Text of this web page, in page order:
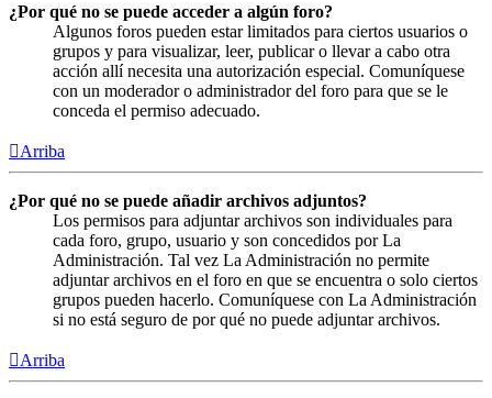
¿Por qué no se puede acceder a algún foro?
Algunos foros pueden estar limitados para ciertos usuarios o
grupos y para visualizar, leer, publicar o llevar a cabo otra
acción allí necesita una autorización especial. Comuníquese
con un moderador o administrador del foro para que se le
conceda el permiso adecuado.
Arriba
¿Por qué no se puede añadir archivos adjuntos?
Los permisos para adjuntar archivos son individuales para
cada foro, grupo, usuario y son concedidos por La
Administración. Tal vez La Administración no permite
adjuntar archivos en el foro en que se encuentra o solo ciertos
grupos pueden hacerlo. Comuníquese con La Administración
si no está seguro de por qué no puede adjuntar archivos.
Arriba